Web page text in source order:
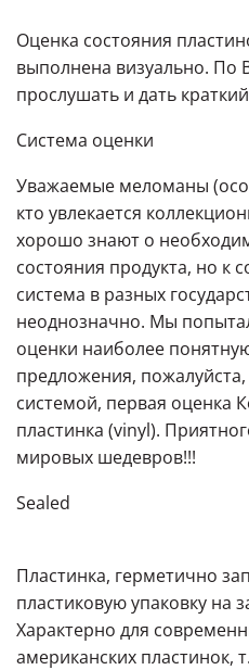
Оценка состояния
выполнена визуально. По
прослушать и дать
Система оценки
Уважаемые меломаны
кто увлекается
хорошо знают о
состояния продукта, но к
система в разных
неоднозначно. Мы
оценки наиболее
предложения, пожалуйста,
системой, первая оценка
пластинка (vinyl).
мировых шедевров!!!
Sealed
Пластинка, герметично
пластиковую упаковку на
Характерно для
американских пластинок,